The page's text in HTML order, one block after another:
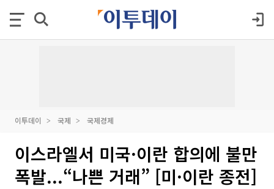
이투데이 국제 국제경제
이스라엘서 미국·이란 합의에 불만
폭발...“나쁜 거래” [미·이란 종전]